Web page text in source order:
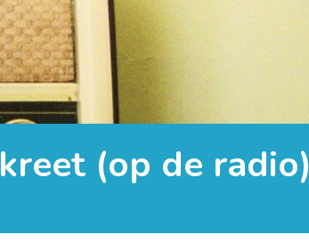
(op de radio)